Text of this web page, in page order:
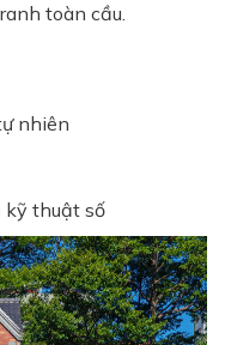
toàn cầu.
nhiên
kỹ thuật số